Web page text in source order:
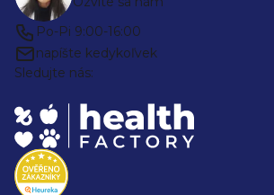
Po-Pi 9:00-16:00
napíšte kedykoľvek
Sledujte nás: